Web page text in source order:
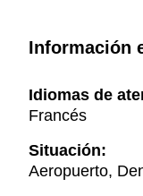
Información
Idiomas de
Francés
Situación:
Aeropuerto,